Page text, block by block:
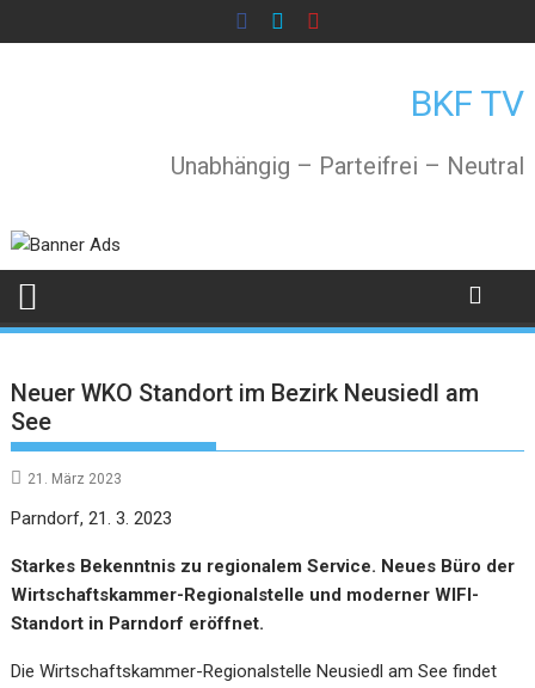
to
BKF TV
Unabhängig – Parteifrei – Neutral
Neuer WKO Standort im Bezirk Neusiedl am
See
21. März 2023
Parndorf, 21. 3. 2023
Starkes Bekenntnis zu regionalem Service. Neues Büro der
Wirtschaftskammer-Regionalstelle und moderner WIFI-
Standort in Parndorf eröffnet.
Die Wirtschaftskammer-Regionalstelle Neusiedl am See findet